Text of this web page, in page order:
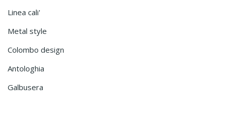
linea cali'
metal style
colombo design
antologhia
galbusera